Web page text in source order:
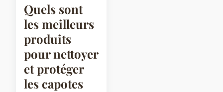
Quels sont
les meilleurs
produits
pour nettoyer
et protéger
les capotes